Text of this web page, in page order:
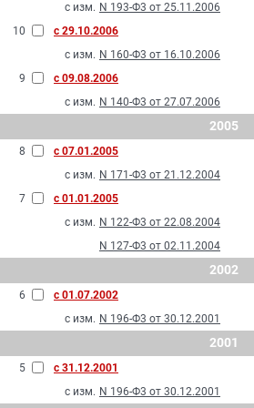
с изм. N 193-Ф3 от 25.11.2006
10
с 29.10.2006
с изм. N 160-Ф3 от 16.10.2006
9
с 09.08.2006
с изм. N 140-Ф3 от 27.07.2006
2005
8
с 07.01.2005
с изм. N 171-Ф3 от 21.12.2004
7
с 01.01.2005
с изм. N 122-Ф3 от 22.08.2004
N 127-Ф3 от 02.11.2004
2002
6
с 01.07.2002
с изм. N 196-Ф3 от 30.12.2001
2001
5
с 31.12.2001
с изм. N 196-Ф3 от 30.12.2001